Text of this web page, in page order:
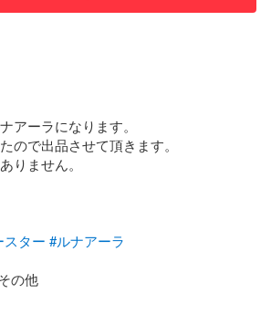
アーラになります。
ので出品させて頂きます。
りません。
スター #ルナアーラ
の他